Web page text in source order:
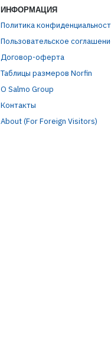
ИНФОРМАЦИЯ
Политика
Пользовательское
Договор-оферта
Таблицы размеров Norfin
О Salmo Group
Контакты
About (For Foreign Visitors)